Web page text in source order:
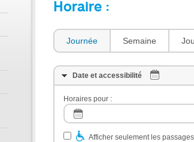
Horaire :
Journée Semaine
Date et accessibilité
Horaires pour :
Afficher seulement les